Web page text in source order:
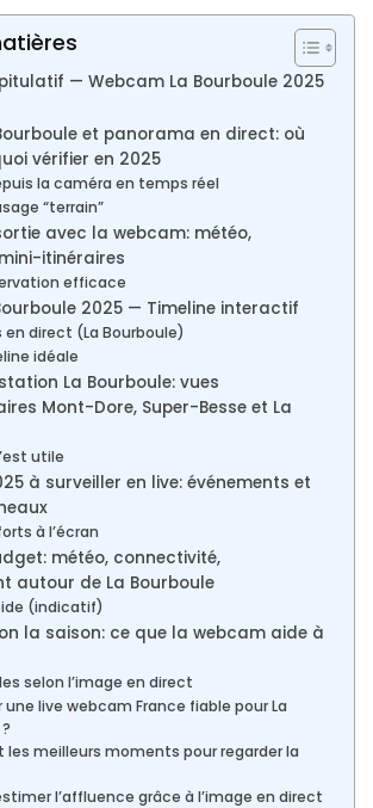
— Webcam La Bourboule 2025
et panorama en direct: où
vérifier en 2025
la caméra en temps réel
“terrain”
avec la webcam: météo,
itinéraires
efficace
2025 — Timeline interactif
direct (La Bourboule)
idéale
La Bourboule: vues
Mont-Dore, Super-Besse et La
utile
à surveiller en live: événements et
à l’écran
météo, connectivité,
autour de La Bourboule
(indicatif)
la saison: ce que la webcam aide à
selon l’image en direct
une live webcam France fiable pour La
les meilleurs moments pour regarder la
l’affluence grâce à l’image en direct